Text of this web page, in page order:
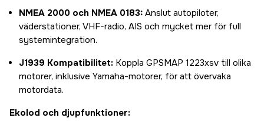
NMEA 2000 och NMEA 0183: Anslut autopiloter,
väderstationer, VHF-radio, AIS och mycket mer för full
systemintegration.
J1939 Kompatibilitet: Koppla GPSMAP 1223xsv till olika
motorer, inklusive Yamaha-motorer, för att övervaka
motordata.
Ekolod och djupfunktioner: